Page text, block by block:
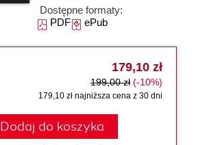
Dostępne formaty:
PDFePub
179,10 zł
199,00 zł (-10%)
179,10 zł najniższa cena z 30 dni
Dodaj do koszyka